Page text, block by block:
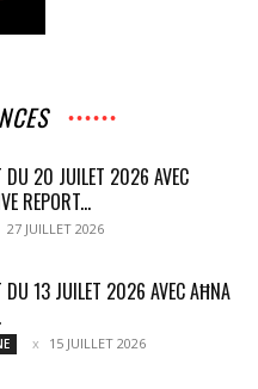
DU 20 JUILET 2026 AVEC
REPORT...
27 JUILLET 2026
DU 13 JUILET 2026 AVEC AĦNA
15 JUILLET 2026